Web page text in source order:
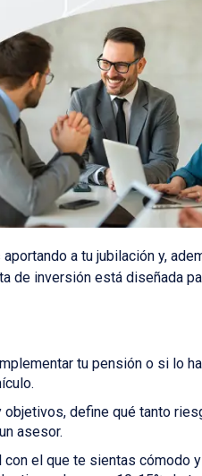
a tu jubilación y,
de inversión está diseñada
tu pensión o si lo
define qué tanto
asesor.
el que te sientas cómodo